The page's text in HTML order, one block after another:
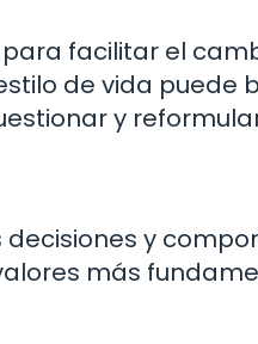
facilitar el
de vida puede
y
y
más